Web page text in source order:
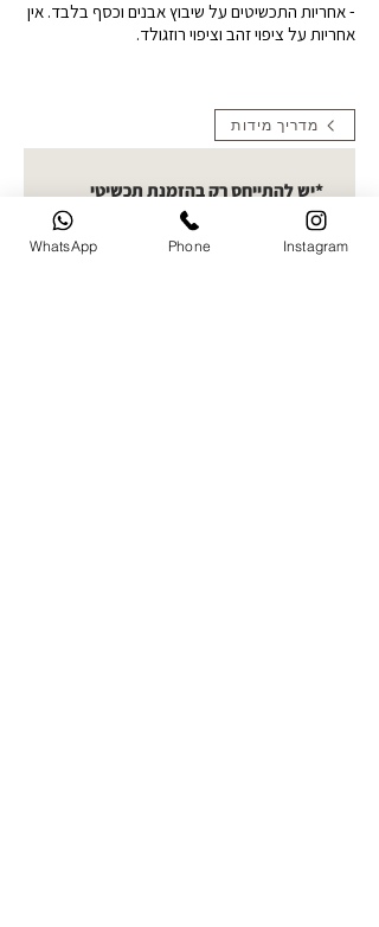
- אחריות התכשיטים על שיבוץ אבנים וכסף בלבד. אין
אחריות על ציפוי זהב וציפוי רוזגולד.
מדריך מידות
*יש להתייחס רק בהזמנת תכשיטי
תמונה העלאת תמונות- קולקציית
חריטות תמונה בחרו תמונה ברורה
להעלאה. ניתן לעלות עד 5 תמונותWhatsApp Phone Instagram